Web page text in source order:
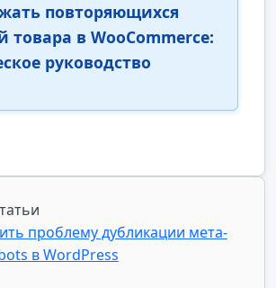
повторяющихся
товара в WooCommerce:
руководство
проблему дубликации мета-
в WordPress